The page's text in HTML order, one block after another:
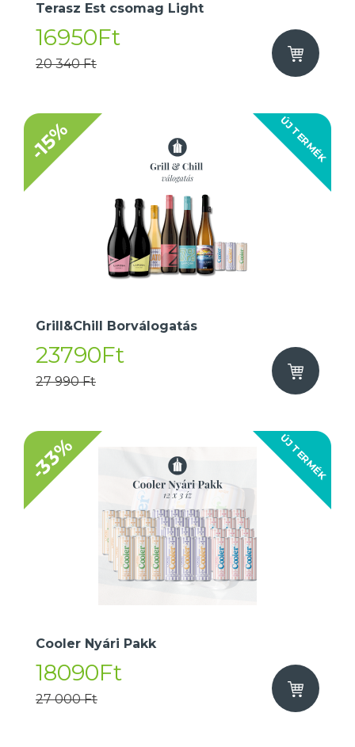
Terasz Est csomag Light
16950Ft
20 340 Ft
ÚJ TERMÉK
-15%
Grill&Chill Borválogatás
23790Ft
27 990 Ft
ÚJ TERMÉK
-33%
Cooler Nyári Pakk
18090Ft
27 000 Ft